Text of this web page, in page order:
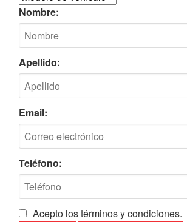
Nombre:
Apellido:
Email:
Teléfono:
Acepto los términos y condiciones.